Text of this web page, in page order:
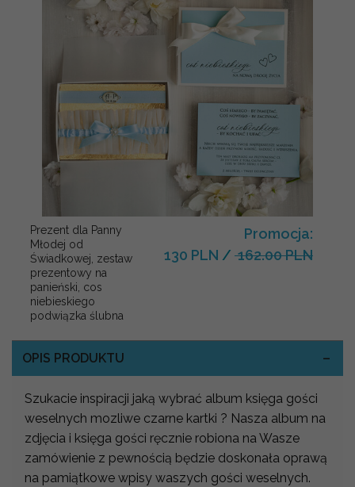
Prezent dla Panny
Młodej od
Świadkowej, zestaw
prezentowy na
panieński, cos
niebieskiego
podwiązka ślubna
Promocja:
130 PLN / 162.00 PLN
OPIS PRODUKTU
Szukacie inspiracji jaką wybrać album księga gości
weselnych mozliwe czarne kartki ? Nasza album na
zdjęcia i księga gości ręcznie robiona na Wasze
zamówienie z pewnością będzie doskonała oprawą
na pamiątkowe wpisy waszych gości weselnych.